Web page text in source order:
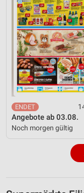
Angebote ab 03.08.
Noch morgen gültig